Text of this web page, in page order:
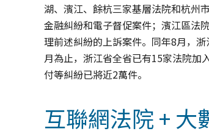
湖、濱江、餘杭三家基層法院和杭州
金融糾紛和電子督促案件；濱江區法
理前述糾紛的上訴案件。同年8月，
月為止，浙江省全省已有15家法院加
付等糾紛已將近2萬件。
互聯網法院 +